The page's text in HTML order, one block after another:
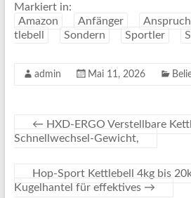
Markiert in:
Amazon
Anfänger
tlebell
Sondern Sportler
admin Mai 11, 2026
← HXD-ERGO Verstellbare
Schnellwechsel-Gewicht,
Hop-Sport Kettlebell 4kg bis
Kugelhantel für effektives →